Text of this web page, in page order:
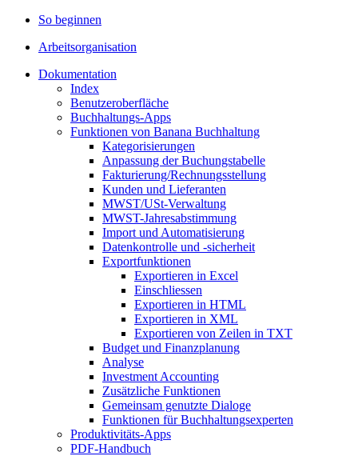
So beginnen
Arbeitsorganisation
Dokumentation
Index
Benutzeroberfläche
Buchhaltungs-Apps
Funktionen von Banana Buchhaltung
Kategorisierungen
Anpassung der Buchungstabelle
Fakturierung/Rechnungsstellung
Kunden und Lieferanten
MWST/USt-Verwaltung
MWST-Jahresabstimmung
Import und Automatisierung
Datenkontrolle und -sicherheit
Exportfunktionen
Exportieren in Excel
Einschliessen
Exportieren in HTML
Exportieren in XML
Exportieren von Zeilen in TXT
Budget und Finanzplanung
Analyse
Investment Accounting
Zusätzliche Funktionen
Gemeinsam genutzte Dialoge
Funktionen für Buchhaltungsexperten
Produktivitäts-Apps
PDF-Handbuch